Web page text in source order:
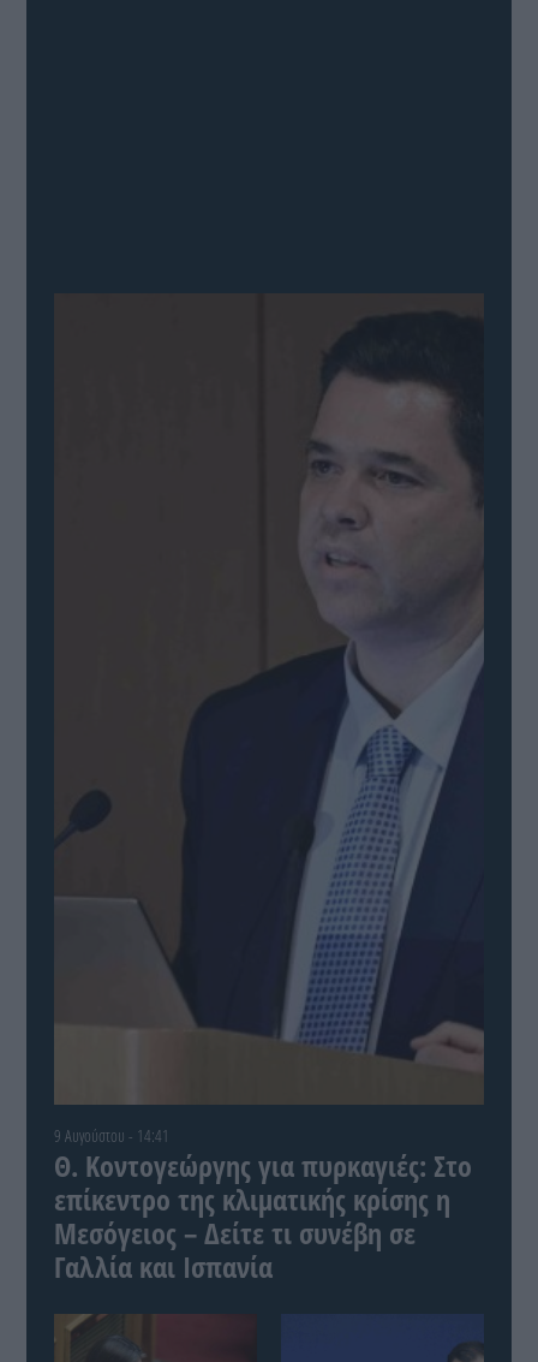
9 Αυγούστου - 14:41
Θ. Κοντογεώργης για πυρκαγιές: Στο
επίκεντρο της κλιματικής κρίσης η
Μεσόγειος – Δείτε τι συνέβη σε
Γαλλία και Ισπανία